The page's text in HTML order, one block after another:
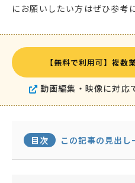
にお願いしたい方はぜひ参考
【無料で利用可】複数
動画編集・映像に対応
目次 この記事の見出し